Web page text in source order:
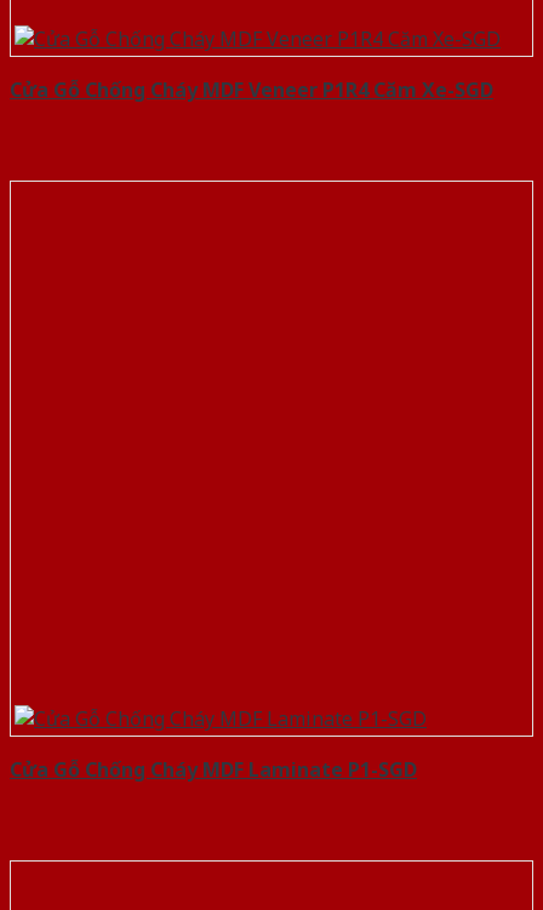
Cửa Gỗ Chống Cháy MDF Veneer P1R4 Căm Xe-SGD
Cửa Gỗ Chống Cháy MDF Laminate P1-SGD